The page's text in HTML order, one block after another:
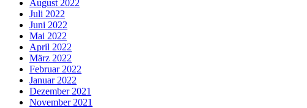
August 2022
Juli 2022
Juni 2022
Mai 2022
April 2022
März 2022
Februar 2022
Januar 2022
Dezember 2021
November 2021